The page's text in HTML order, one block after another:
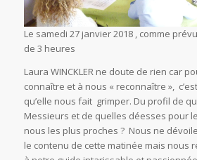
Le samedi 27 janvier 2018 , comme
de 3 heures
Laura WINCKLER ne doute de rien car
connaître et à nous « reconnaître »,
qu’elle nous fait grimper. Du profil de
Messieurs et de quelles déesses pour
nous les plus proches ? Nous ne
le contenu de cette matinée mais nous